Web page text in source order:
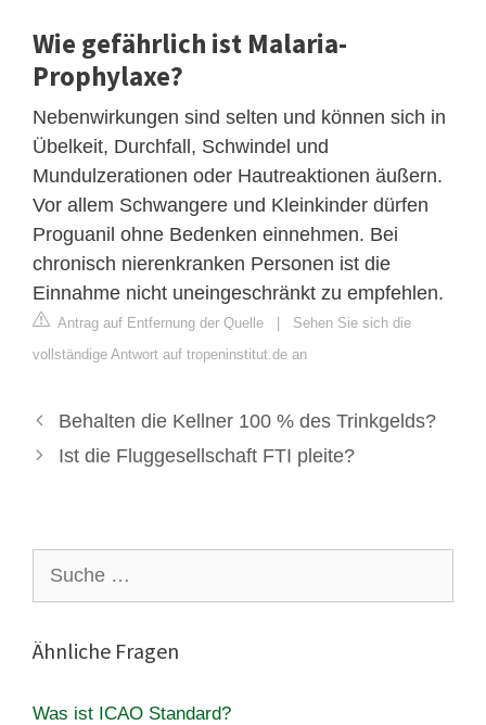
Wie gefährlich ist Malaria-
Prophylaxe?
Nebenwirkungen sind selten und können sich in
Übelkeit, Durchfall, Schwindel und
Mundulzerationen oder Hautreaktionen äußern.
Vor allem Schwangere und Kleinkinder dürfen
Proguanil ohne Bedenken einnehmen. Bei
chronisch nierenkranken Personen ist die
Einnahme nicht uneingeschränkt zu empfehlen.
Antrag auf Entfernung der Quelle | Sehen Sie sich die
vollständige Antwort auf tropeninstitut.de an
Behalten die Kellner 100 % des Trinkgelds?
Ist die Fluggesellschaft FTI pleite?
nach:
Ähnliche Fragen
Was ist ICAO Standard?